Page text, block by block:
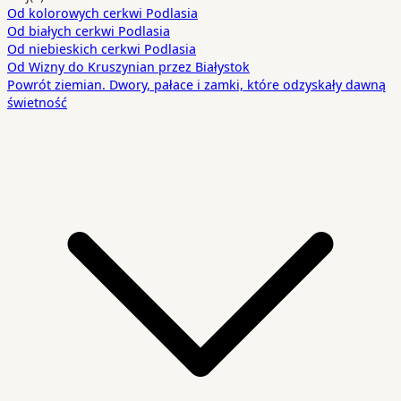
Od kolorowych cerkwi Podlasia
Od białych cerkwi Podlasia
Od niebieskich cerkwi Podlasia
Od Wizny do Kruszynian przez Białystok
Powrót ziemian. Dwory, pałace i zamki, które odzyskały dawną
świetność